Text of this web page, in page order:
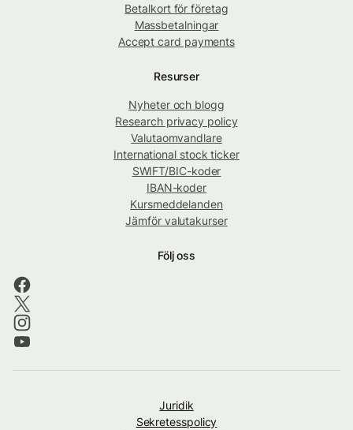
Betalkort för företag
Massbetalningar
Accept card payments
Resurser
Nyheter och blogg
Research privacy policy
Valutaomvandlare
International stock ticker
SWIFT/BIC-koder
IBAN-koder
Kursmeddelanden
Jämför valutakurser
Följ oss
Juridik
Sekretesspolicy